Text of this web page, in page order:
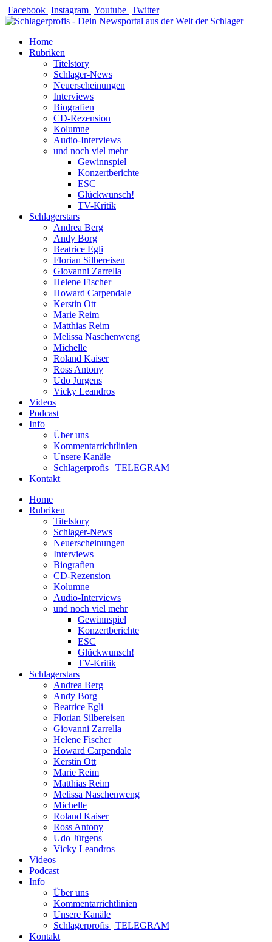
Zum
Inhalt
Facebook Instagram Youtube Twitter
Home
Rubriken
Titelstory
Schlager-News
Neuerscheinungen
Interviews
Biografien
CD-Rezension
Kolumne
Audio-Interviews
und noch viel mehr
Gewinnspiel
Konzertberichte
ESC
Glückwunsch!
TV-Kritik
Schlagerstars
Andrea Berg
Andy Borg
Beatrice Egli
Florian Silbereisen
Giovanni Zarrella
Helene Fischer
Howard Carpendale
Kerstin Ott
Marie Reim
Matthias Reim
Melissa Naschenweng
Michelle
Roland Kaiser
Ross Antony
Udo Jürgens
Vicky Leandros
Videos
Podcast
Info
Über uns
Kommentarrichtlinien
Unsere Kanäle
Schlagerprofis | TELEGRAM
Kontakt
Home
Rubriken
Titelstory
Schlager-News
Neuerscheinungen
Interviews
Biografien
CD-Rezension
Kolumne
Audio-Interviews
und noch viel mehr
Gewinnspiel
Konzertberichte
ESC
Glückwunsch!
TV-Kritik
Schlagerstars
Andrea Berg
Andy Borg
Beatrice Egli
Florian Silbereisen
Giovanni Zarrella
Helene Fischer
Howard Carpendale
Kerstin Ott
Marie Reim
Matthias Reim
Melissa Naschenweng
Michelle
Roland Kaiser
Ross Antony
Udo Jürgens
Vicky Leandros
Videos
Podcast
Info
Über uns
Kommentarrichtlinien
Unsere Kanäle
Schlagerprofis | TELEGRAM
Kontakt